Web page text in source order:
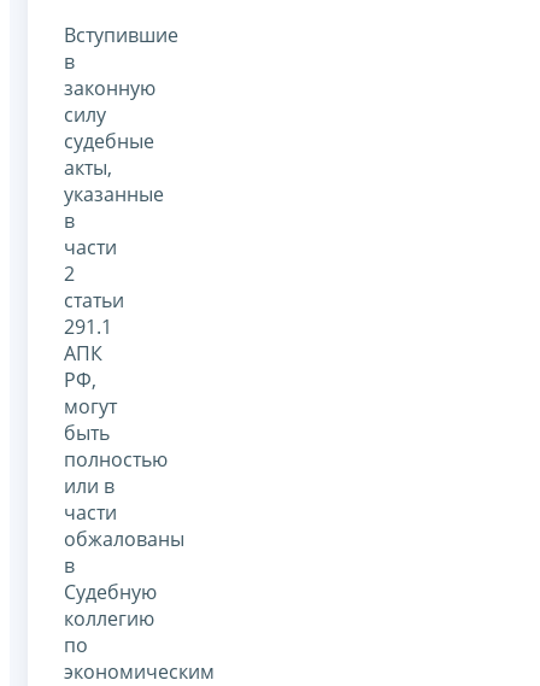
Вступившие
в
законную
силу
судебные
акты,
указанные
в
части
2
статьи
291.1
АПК
РФ,
могут
быть
полностью
или в
части
обжалованы
в
Судебную
коллегию
по
экономическим